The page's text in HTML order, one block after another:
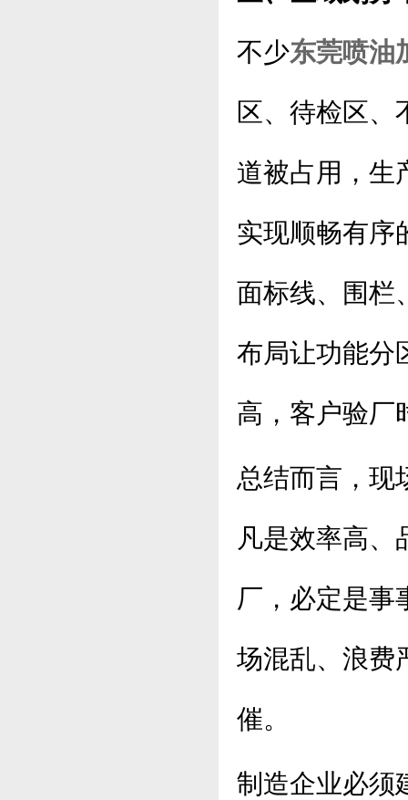
不少东莞喷油
区、待检区、
道被占用，生
实现顺畅有序
面标线、围栏
布局让功能分
高，客户验厂
总结而言，现
凡是效率高、
厂，必定是事
场混乱、浪费
催。
制造企业必须